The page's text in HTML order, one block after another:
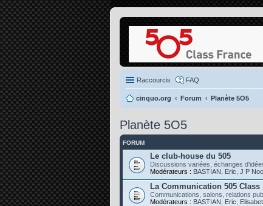
Raccourcis FAQ
cinquo.org Forum Planète 5O5
Planète 5O5
FORUM
Le club-house du 505
Discussions variées, échanges
Modérateurs : BASTIAN Eric J P
La Communication 505 Class
Communications, salons, relations
Modérateurs : BASTIAN Eric